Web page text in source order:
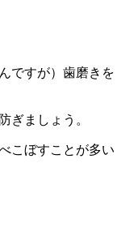
ですが）歯磨きを
ぎましょう。
こぼすことが多い